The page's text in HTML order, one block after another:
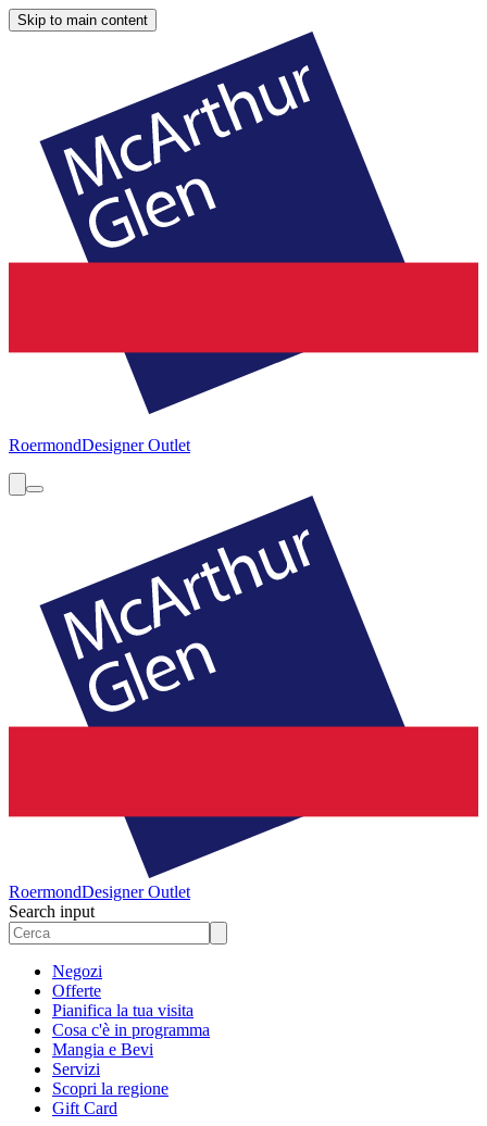
Skip to main content
RoermondDesigner Outlet
RoermondDesigner Outlet
Search input
Negozi
Offerte
Pianifica la tua visita
Cosa c'è in programma
Mangia e Bevi
Servizi
Scopri la regione
Gift Card